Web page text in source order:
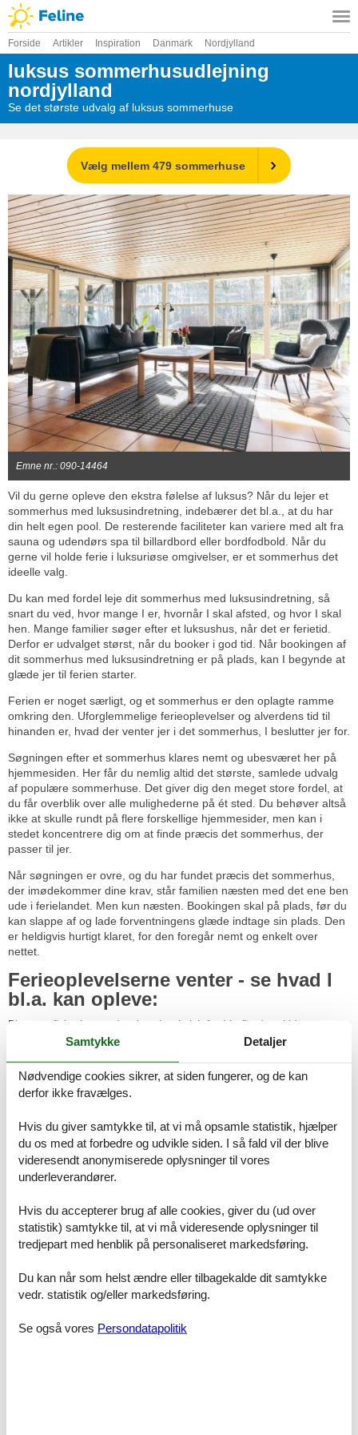
Forside Artikler Inspiration Danmark Nordjylland
luksus sommerhusudlejning
nordjylland
Se det største udvalg af luksus sommerhuse
Vælg mellem 479 sommerhuse
Emne nr.: 090-14464
Vil du gerne opleve den ekstra følelse af luksus? Når du lejer et
sommerhus med luksusindretning, indebærer det bl.a., at du har
din helt egen pool. De resterende faciliteter kan variere med alt fra
sauna og udendørs spa til billardbord eller bordfodbold. Når du
gerne vil holde ferie i luksuriøse omgivelser, er et sommerhus det
ideelle valg.
Du kan med fordel leje dit sommerhus med luksusindretning, så
snart du ved, hvor mange I er, hvornår I skal afsted, og hvor I skal
hen. Mange familier søger efter et luksushus, når det er ferietid.
Derfor er udvalget størst, når du booker i god tid. Når bookingen af
dit sommerhus med luksusindretning er på plads, kan I begynde at
glæde jer til ferien starter.
Ferien er noget særligt, og et sommerhus er den oplagte ramme
omkring den. Uforglemmelige ferieoplevelser og alverdens tid til
hinanden er, hvad der venter jer i det sommerhus, I beslutter jer for.
Søgningen efter et sommerhus klares nemt og ubesværet her på
hjemmesiden. Her får du nemlig altid det største, samlede udvalg
af populære sommerhuse. Det giver dig den meget store fordel, at
du får overblik over alle mulighederne på ét sted. Du behøver altså
ikke at skulle rundt på flere forskellige hjemmesider, men kan i
stedet koncentrere dig om at finde præcis det sommerhus, der
passer til jer.
Når søgningen er ovre, og du har fundet præcis det sommerhus,
der imødekommer dine krav, står familien næsten med det ene ben
ude i ferielandet. Men kun næsten. Bookingen skal på plads, før du
kan slappe af og lade forventningens glæde indtage sin plads. Den
er heldigvis hurtigt klaret, for den foregår nemt og enkelt over
nettet.
Ferieoplevelserne venter - se hvad I
bl.a. kan opleve:
Plant og fiskerigt vand er karakteristisk for Limfjorden. Udover et
fortryllende landskab, går regionens historie helt tilbage til
Hirtshals områdets historie kan I lære at kende på det lokale
museum af samme navn, der befinder sig i et gammelt fiskerhus.
Blokhus er en livlig by i Nordjylland, som har været præget af
turisme siden 1865. Feriegæsterne kommer her for at nyde et
omfangsrigt kulturprogram og kan finde mange interessante
sportstilbud.
blev bygget i år 980.
Bamsemusset i Skagen er en ganske særlig oplevelse for både
store og små. Her venter over 1000 bamser og andet legetøj på jer.
Hirtshals har en imponerende fiskeri- og færgehavn. Byens vartegn
er det 35 m høje fyrtårn Hirtshals Fyr, hvorfra besøgende kan nyde
Prisgaranti
Samtykke Detaljer
Nødvendige cookies sikrer, at siden fungerer, og de kan
derfor ikke fravælges.
Hvis du giver samtykke til, at vi må opsamle statistik, hjælper
du os med at forbedre og udvikle siden. I så fald vil der blive
videresendt anonymiserede oplysninger til vores
underleverandører.
Hvis du accepterer brug af alle cookies, giver du (ud over
statistik) samtykke til, at vi må videresende oplysninger til
tredjepart med henblik på personaliseret markedsføring.
Du kan når som helst ændre eller tilbagekalde dit samtykke
vedr. statistik og/eller markedsføring.
Se også vores Persondatapolitik